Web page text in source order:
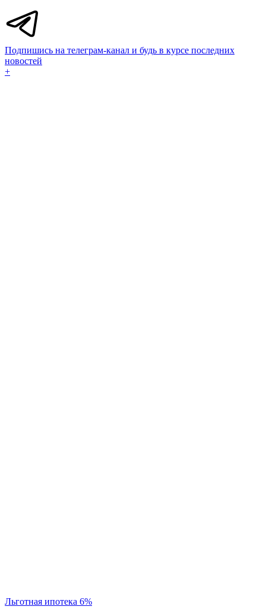
Подпишись на телеграм-канал и будь в курсе последних
новостей
+
Льготная ипотека 6%